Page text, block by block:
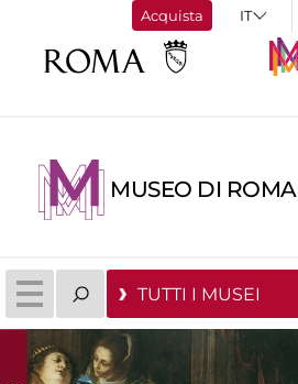
Acquista
MUSEO DI ROMA
TUTTI I MUSEI